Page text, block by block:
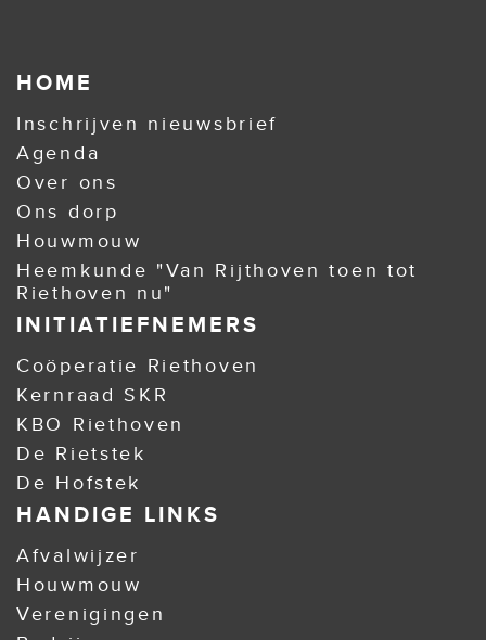
HOME
Inschrijven nieuwsbrief
Agenda
Over ons
Ons dorp
Houwmouw
Heemkunde "Van Rijthoven toen tot
Riethoven nu"
INITIATIEFNEMERS
Coöperatie Riethoven
Kernraad SKR
KBO Riethoven
De Rietstek
De Hofstek
HANDIGE LINKS
Afvalwijzer
Houwmouw
Verenigingen